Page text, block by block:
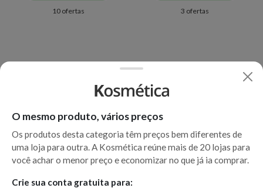
10 ofertas 3 ofertas
O mesmo produto, vários preços
Os produtos desta categoria têm preços bem diferentes de
uma loja para outra. A Kosmética reúne mais de 20 lojas para
você achar o menor preço e economizar no que já ia comprar.
Crie sua conta gratuita para: